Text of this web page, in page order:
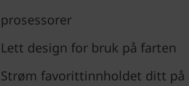
prosessorer
Lett design for bruk på farten
Strøm favorittinnholdet ditt på